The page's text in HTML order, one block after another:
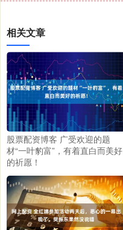
相关文章
股票配资博客 广受欢迎的题
材“一叶豹富”，有着直白而美好
的祈愿！